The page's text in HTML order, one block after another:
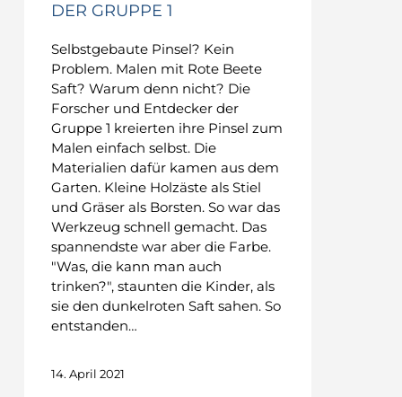
DER GRUPPE 1
Selbstgebaute Pinsel? Kein
Problem. Malen mit Rote Beete
Saft? Warum denn nicht? Die
Forscher und Entdecker der
Gruppe 1 kreierten ihre Pinsel zum
Malen einfach selbst. Die
Materialien dafür kamen aus dem
Garten. Kleine Holzäste als Stiel
und Gräser als Borsten. So war das
Werkzeug schnell gemacht. Das
spannendste war aber die Farbe.
"Was, die kann man auch
trinken?", staunten die Kinder, als
sie den dunkelroten Saft sahen. So
entstanden…
14. April 2021